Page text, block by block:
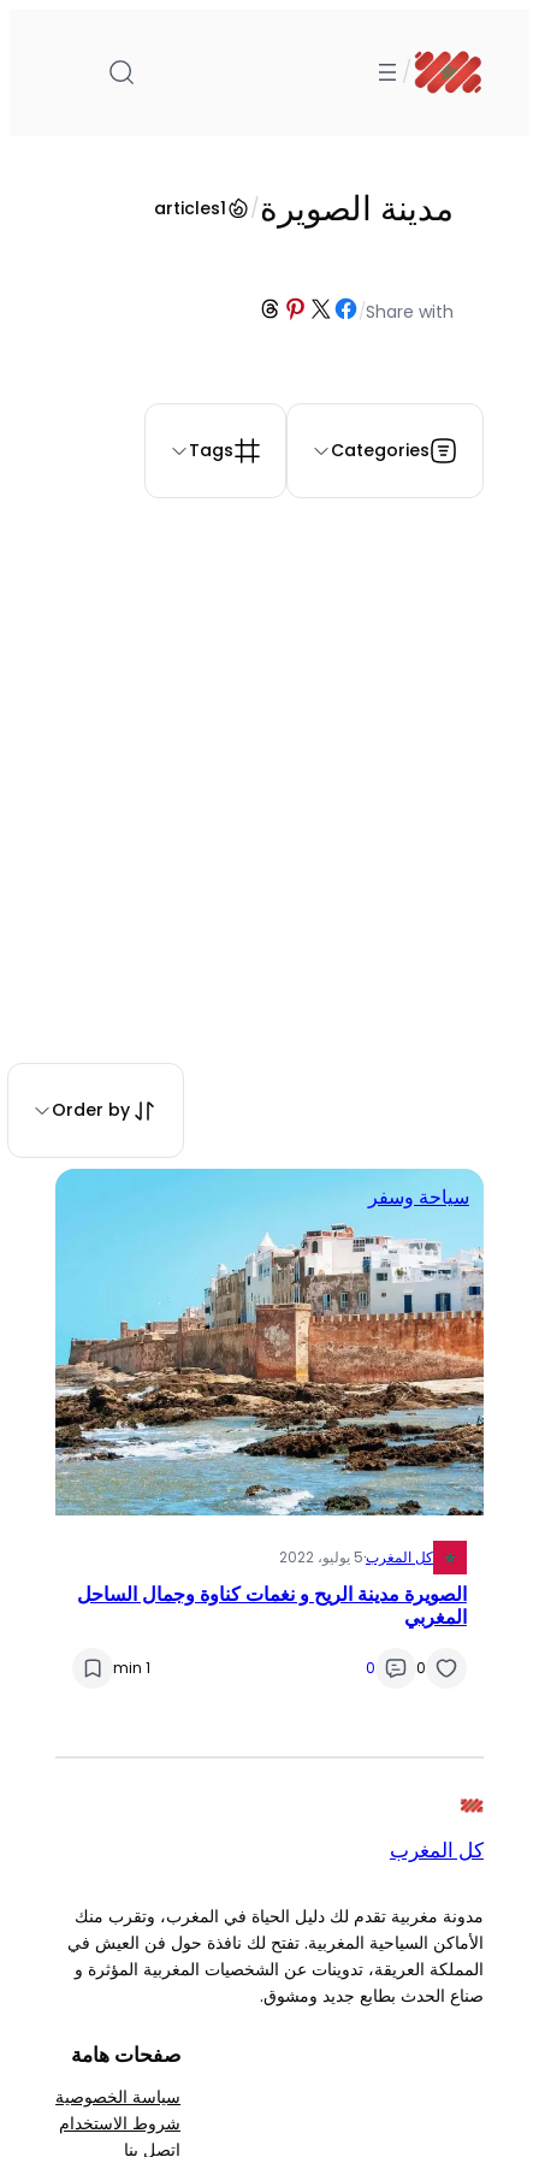
المحتوى
/
مدينة الصويرة/
1
articles
Share with
/
Share on Facebook
Share on X
Share on Pinterest
Share on Threads
Categories
Tags
Order by
سياحة وسفر
كل المغرب·5 يوليو، 2022
الصويرة مدينة الريح و نغمات كناوة وجمال الساحل
المغربي
0
0
1 min
كل المغرب
مدونة مغربية تقدم لك دليل الحياة في المغرب، وتقرب منك
الأماكن السياحية المغربية. تفتح لك نافذة حول فن العيش في
المملكة العريقة، تدوينات عن الشخصيات المغربية المؤثرة و
صناع الحدث بطابع جديد ومشوق.
صفحات هامة
سياسة الخصوصية
شروط الاستخدام
اتصل بنا